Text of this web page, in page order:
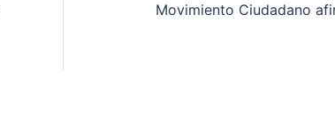
Movimiento Ciudadano